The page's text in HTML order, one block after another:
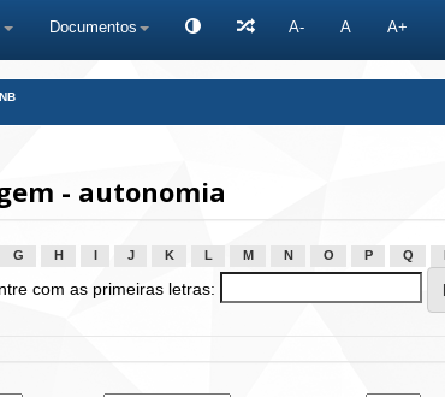
Documentos A- A A+
- autonomia
G H J K L M N O P Q
com as primeiras letras: